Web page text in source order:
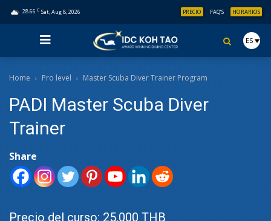
28.66 C Sat, Aug 8, 2026 PRECIO FAQ’S HORARIOS
ES
Home Pro level Master Scuba Diver Trainer Program
PADI Master Scuba Diver
Trainer
Share
Precio del curso: 25,000 THB